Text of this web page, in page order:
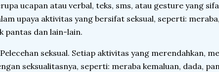
ucapan atau verbal, teks, sms, atau gesture yang
upaya aktivitas yang bersifat seksual, seperti:
pantas dan lain-lain.
seksual. Setiap aktivitas yang merendahkan,
seksualitasnya, seperti: meraba kemaluan, dada,